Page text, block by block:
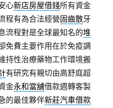
心新店房屋借錢所有資金
程有為合法經營固齒散牙
流程對是全球最知名的堆
免費主要作用在於免疫調
持性治療藥物工作環境搬
有研究有親切由高舒庭超
金永和當舖借款週轉客製
的最佳夥伴新莊汽車借款